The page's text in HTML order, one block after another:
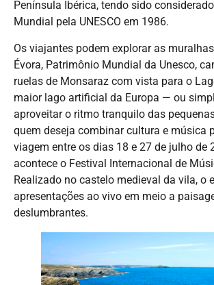
Península Ibérica, tendo sido
Mundial pela UNESCO em 1986.
Os viajantes podem explorar as
Évora, Patrimônio Mundial da Unesco,
ruelas de Monsaraz com vista para o
maior lago artificial da Europa — ou
aproveitar o ritmo tranquilo das
quem deseja combinar cultura e música
viagem entre os dias 18 e 27 de julho de
acontece o Festival Internacional de
Realizado no castelo medieval da vila, o
apresentações ao vivo em meio a
deslumbrantes.